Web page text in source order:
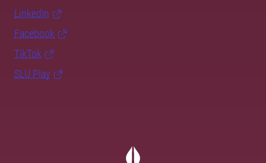
LinkedIn
Facebook
TikTok
SLU Play